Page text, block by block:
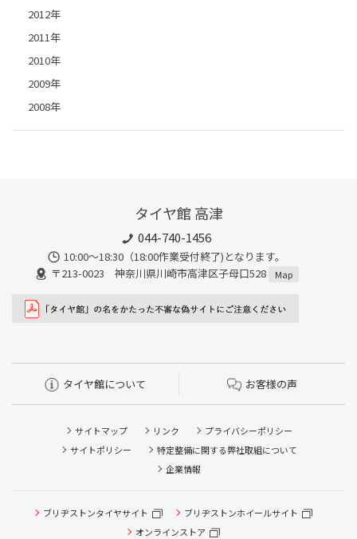
2012年
2011年
2010年
2009年
2008年
タイヤ館 高津
044-740-1456
10:00～18:30（18:00作業受付終了)となります。
〒213-0023 神奈川県川崎市高津区子母口528
Map
タイヤ館について お客様の声
サイトマップ リンク
プライバシーポリシー
サイトポリシー
特定整備に関する弊社取組について
企業情報
ブリヂストンタイヤサイト
ブリヂストンホイールサイト
オンラインストア
タイヤ点検・安全点検/タイヤ履き替え/オイル交換/その他
ピット作業の予約